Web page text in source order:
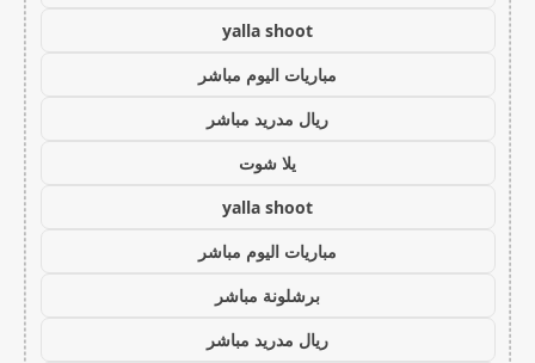
yalla shoot
مباريات اليوم مباشر
ريال مدريد مباشر
يلا شوت
yalla shoot
مباريات اليوم مباشر
برشلونة مباشر
ريال مدريد مباشر